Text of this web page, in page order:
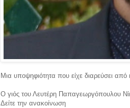
Μια υποψηφιότητα που είχε διαρεύσει
Ο γιός του Λευτέρη Παπαγεωργόπουλου
Δείτε την ανακοίνωση